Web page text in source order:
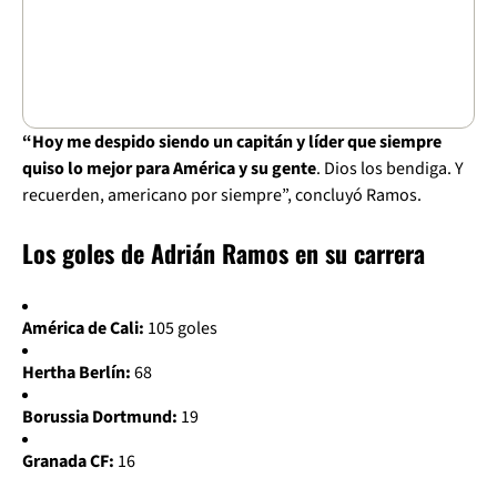
“Hoy me despido siendo un capitán y líder que siempre
quiso lo mejor para América y su gente. Dios los bendiga. Y
recuerden, americano por siempre”, concluyó Ramos.
Los goles de Adrián Ramos en su carrera
América de Cali: 105 goles
Hertha Berlín:68
Borussia Dortmund: 19
Granada CF: 16